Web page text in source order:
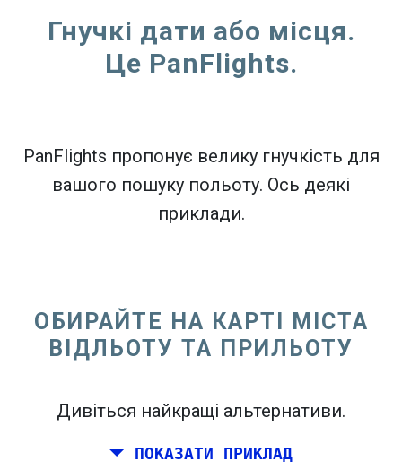
Гнучкі дати або місця.
Це PanFlights.
PanFlights пропонує велику гнучкість для
вашого пошуку польоту. Ось деякі
приклади.
ОБИРАЙТЕ НА КАРТІ МІСТА
ВІДЛЬОТУ ТА ПРИЛЬОТУ
Дивіться найкращі альтернативи.
ПОКАЗАТИ ПРИКЛАД